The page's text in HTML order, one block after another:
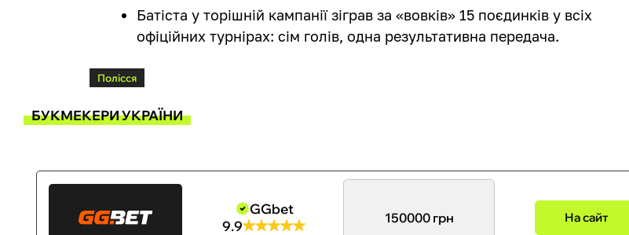
Батіста у торішній кампанії зіграв за «вовків» 15 поєдинків у всіх
офіційних турнірах: сім голів, одна результативна передача.
Полісся
БУКМЕКЕРИ УКРАЇНИ
GGbet
9.9
150000 грн На сайт